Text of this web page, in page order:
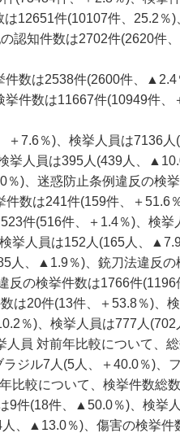
12651件(10107件、25.2％)
認知件数は2702件(2620件
件数は2538件(2600件、
件数は11667件(10949件、
7.6％)、検挙人員は7136
挙人員は395人(439人、
)、迷惑防止条例違反の検
数は241件(159件、＋51.6
件(516件、＋1.4％)、検
挙人員は152人(165人、
人、▲1.9％)、銃刀法違反の
の検挙件数は1766件
は20件(13件、＋53.8％)、
％)、検挙人員は777人(702
員 対前年比較について、
ジル7人(5人、＋40.0％)、
比較について、検挙件数総
9件(18件、▲50.0％)、検挙
、▲13.0％)、傷害の検挙件